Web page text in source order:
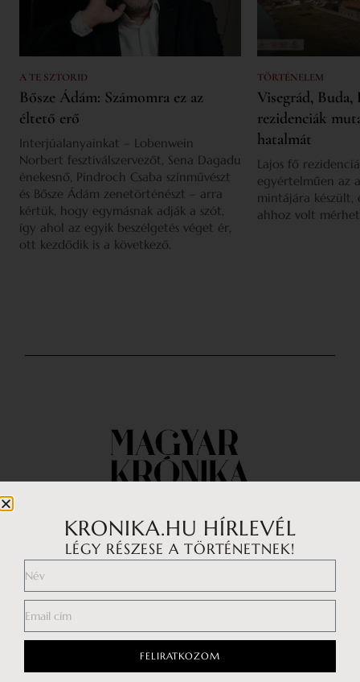
A TE SZTORID
Bősze Ádám: Számomra ez az
éltető erő
Interjúalanyainkat – Lobenwein
Norbert fesztiválszervezőt, Sena Dagadu
énekesnő, Pindroch Csaba színművészt
és Bősze Ádám zenetörténészt – arra
kértük, hogy egymásnak adják a szót,
így ahol az egyik beszélgetés véget ér,
ott kezdődik is a következő.
TÖRTÉNELEM
Visegrád,
rezidenciák
hatalmát
Lajos fő
egyértelműen az
mintájára készült,
ahhoz volt
Impresszum
Általános Szerződési Feltételek
Adatkezelési tájékoztató
KRONIKA.HU HÍRLEVÉL
LÉGY RÉSZESE A TÖRTÉNETNEK!
FELIRATKOZOM